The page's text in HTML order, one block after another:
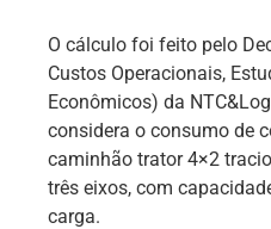
O cálculo foi feito pelo
Custos Operacionais,
Econômicos) da
considera o consumo de
caminhão trator 4×2
três eixos, com
carga.